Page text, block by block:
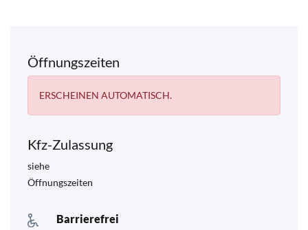
Öffnungszeiten
ERSCHEINEN AUTOMATISCH.
Kfz-Zulassung
siehe
Öffnungszeiten
Barrierefrei